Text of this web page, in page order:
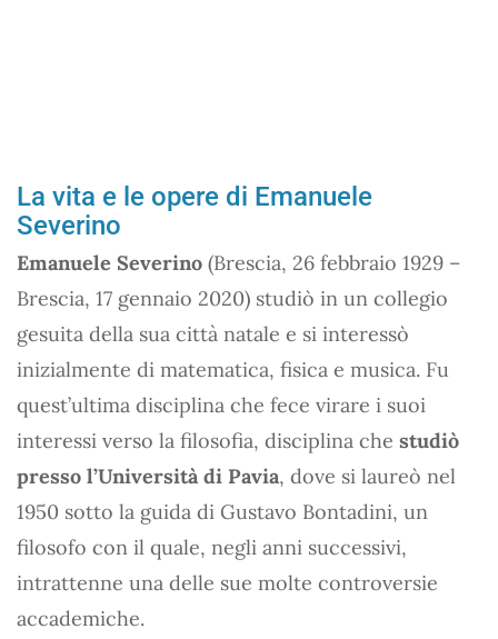
La vita e le opere di Emanuele
Severino
Emanuele Severino (Brescia, 26 febbraio 1929 –
Brescia, 17 gennaio 2020) studiò in un collegio
gesuita della sua città natale e si interessò
inizialmente di matematica, fisica e musica. Fu
quest’ultima disciplina che fece virare i suoi
interessi verso la filosofia, disciplina che studiò
presso l’Università di Pavia, dove si laureò nel
1950 sotto la guida di Gustavo Bontadini, un
filosofo con il quale, negli anni successivi,
intrattenne una delle sue molte controversie
accademiche.